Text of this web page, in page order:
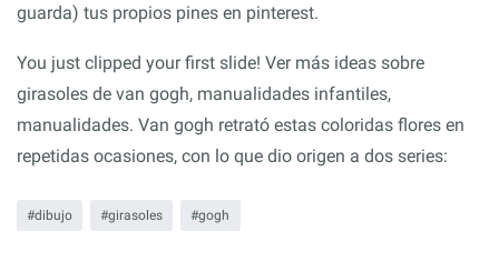
guarda) tus propios pines en pinterest.
You just clipped your first slide! Ver más ideas sobre
girasoles de van gogh, manualidades infantiles,
manualidades. Van gogh retrató estas coloridas flores en
repetidas ocasiones, con lo que dio origen a dos series:
dibujo girasoles gogh